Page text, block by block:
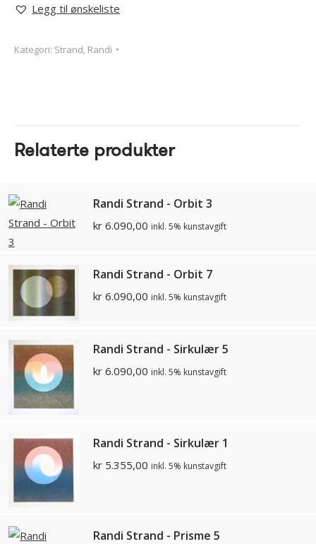
Legg til ønskeliste
Kategori: Strand, Randi
Relaterte produkter
Randi Strand - Orbit 3
kr 6.090,00 inkl. 5% kunstavgift
Randi Strand - Orbit 7
kr 6.090,00 inkl. 5% kunstavgift
Randi Strand - Sirkulær 5
kr 6.090,00 inkl. 5% kunstavgift
Randi Strand - Sirkulær 1
kr 5.355,00 inkl. 5% kunstavgift
Randi Strand - Prisme 5